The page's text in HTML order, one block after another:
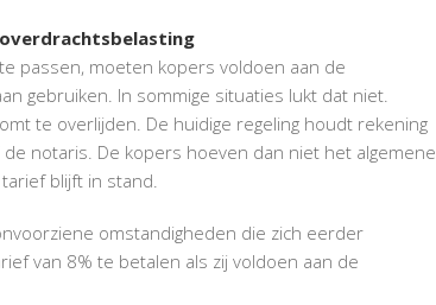
passen, moeten kopers voldoen aan de
gebruiken. In sommige situaties lukt dat niet.
te overlijden. De huidige regeling houdt rekening
notaris. De kopers hoeven dan niet het algemene
blijft in stand.
omstandigheden die zich eerder
van 8% te betalen als zij voldoen aan de